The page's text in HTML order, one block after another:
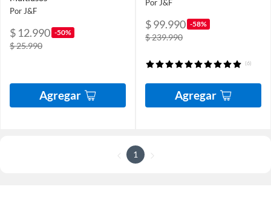
Por J&F
$ 12.990 -50%
$ 25.990
Agregar
Por J&F
$ 99.990 -58%
$ 239.990
(6)
Agregar
1